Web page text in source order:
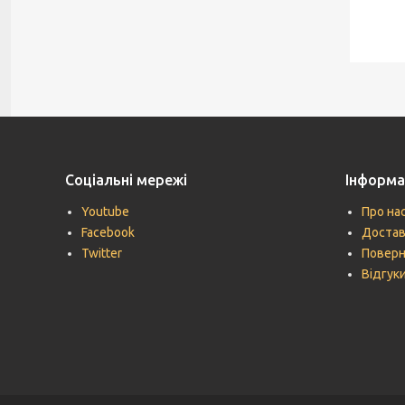
Соціальні мережі
Youtube
Facebook
Twitter
Про
Відгуки